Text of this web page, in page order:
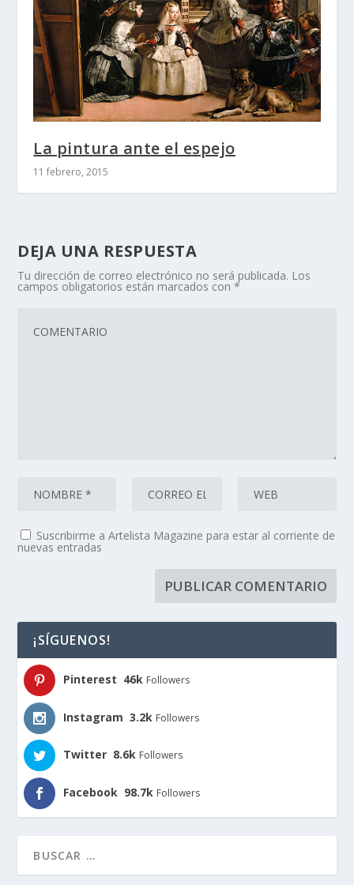
La pintura ante el espejo
11 febrero, 2015
DEJA UNA RESPUESTA
Tu dirección de correo electrónico no será publicada. Los
campos obligatorios están marcados con*
Suscribirme a Artelista Magazine para estar al corriente de
nuevas entradas
¡SÍGUENOS!
Pinterest 46k Followers
Instagram 3.2k Followers
Twitter 8.6k Followers
Facebook 98.7k Followers